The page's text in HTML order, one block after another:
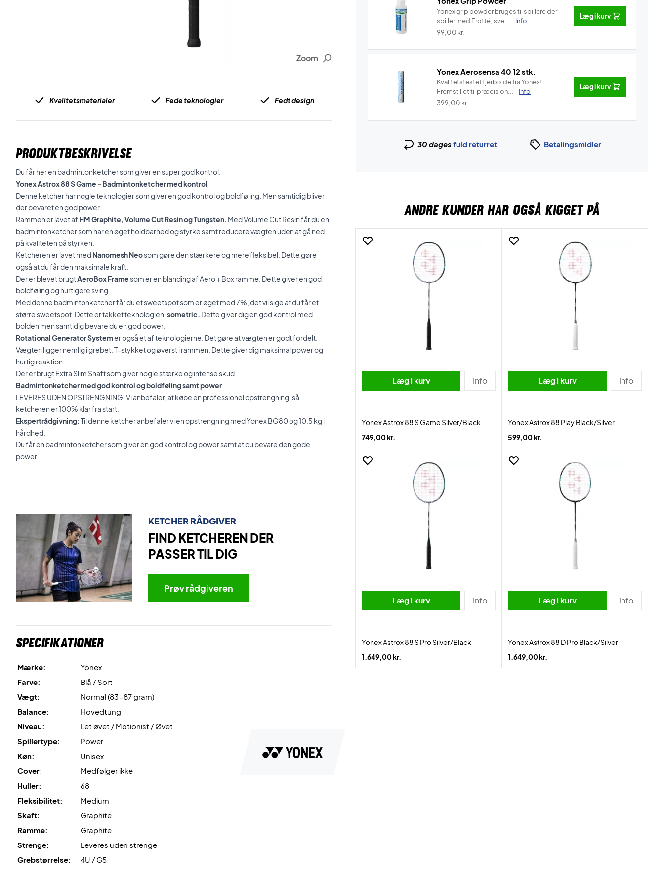
Zoom
Kvalitetsmaterialer Fede teknologier Fedt design
PRODUKTBESKRIVELSE
Du får her en badmintonketcher som giver en super god kontrol.
Yonex Astrox 88 S Game - Badmintonketcher med kontrol
Denne ketcher har nogle teknologier som giver en god kontrol og boldføling. Men samtidig bliver
der bevaret en god power.
Rammen er lavet af HM Graphite, Volume Cut Resin og Tungsten. Med Volume Cut Resin får du en
badmintonketcher som har en øget holdbarhed og styrke samt reducere vægten uden at gå ned
på kvaliteten på styrken.
Ketcheren er lavet medNanomesh Neosom gøre den stærkere og mere fleksibel. Dette gøre
også at du får den maksimale kraft.
Der er blevet brugtAeroBox Frame som er en blanding af Aero + Box ramme. Dette giver en god
boldføling og hurtigere sving.
Med denne badmintonketcher får du et sweetspot som er øget med 7%, det vil sige at du får et
større sweetspot. Dette er takket teknologien Isometric. Dette giver dig en god kontrol med
bolden men samtidig bevare du en god power.
Rotational Generator Systemer også et af teknologierne. Det gøre at vægten er godt fordelt.
Vægten ligger nemlig i grebet, T-stykket og øverst i rammen. Dette giver dig maksimal power og
hurtig reaktion.
Der er brugt Extra Slim Shaft som giver nogle stærke og intense skud.
Badmintonketcher med god kontrol og boldføling samt power
LEVERES UDEN OPSTRENGNING. Vi anbefaler, at købe en professionel opstrengning, så
ketcheren er 100% klar fra start.
Ekspertrådgivning:Til denne ketcher anbefaler vi en opstrengning med Yonex BG80 og 10,5 kg i
hårdhed.
Du får en badmintonketcher som giver en god kontrol og power samt at du bevare den gode
power.
KETCHER RÅDGIVER
FIND KETCHEREN DER
PASSER TIL DIG
Prøv rådgiveren
Specifikationer
Mærke:
Yonex
Farve:
Blå / Sort
Vægt:
Normal (83-87 gram)
Balance:
Hovedtung
Niveau:
Let øvet / Motionist / Øvet
Spillertype:
Power
Køn:
Unisex
Cover:
Medfølger ikke
Huller:
68
Fleksibilitet:
Medium
Skaft:
Graphite
Ramme:
Graphite
Strenge:
Leveres uden strenge
Grebstørrelse:
4U / G5
Yonex grip powder bruges til spillere der
spiller med Frotté, sve...
Info
99,00 kr.
Læg i kurv
Yonex Aerosensa 40 12 stk.
Kvalitetstestet fjerbolde fra Yonex!
Fremstillet til præcision...
Info
399,00 kr.
Læg i kurv
30 dages fuld returret Betalingsmidler
ANDRE KUNDER HAR OGSÅ KIGGET PÅ
Læg i kurv Info
Yonex Astrox 88 S Game Silver/Black
749,00 kr.
Læg i kurv Info
Yonex Astrox 88 Play Black/Silver
599,00 kr.
Læg i kurv Info
Yonex Astrox 88 S Pro Silver/Black
1.649,00 kr.
Læg i kurv Info
Yonex Astrox 88 D Pro Black/Silver
1.649,00 kr.